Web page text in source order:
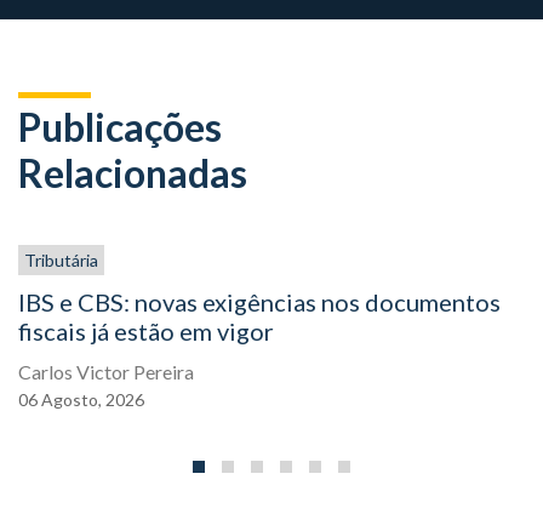
Publicações
Relacionadas
Tributária
IBS e CBS: novas exigências nos documentos
fiscais já estão em vigor
Carlos Victor Pereira
06Agosto, 2026